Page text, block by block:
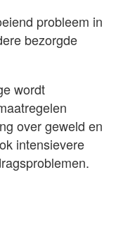
probleem in
bezorgde
wordt
over geweld en
intensievere